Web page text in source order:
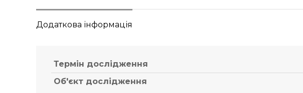
Додаткова інформація
Термін дослідження
Об'єкт дослідження